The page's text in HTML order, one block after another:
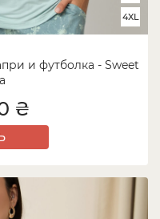
и футболка - Sweet
4XL
₴